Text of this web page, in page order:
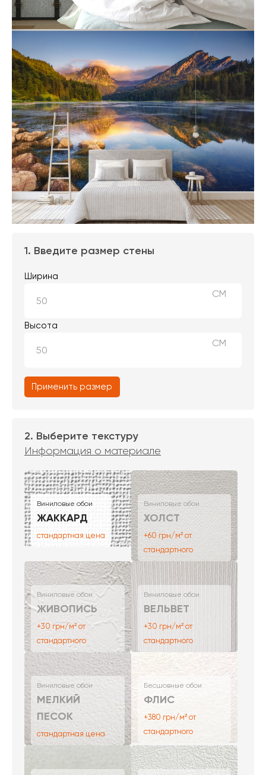
1. Введите размер стены
Ширина
СМ
Высота
СМ
Применить размер
2. Выберите текстуру
Информация о материале
Виниловые обои
ЖАККАРД
стандартная цена
Виниловые обои
ХОЛСТ
+60 грн/м² от
стандартного
Виниловые обои
ЖИВОПИСЬ
+30 грн/м² от
стандартного
Виниловые обои
ВЕЛЬВЕТ
+30 грн/м² от
стандартного
Виниловые обои
МЕЛКИЙ
ПЕСОК
стандартная цена
Бесшовные обои
ФЛИС
+380 грн/м² от
стандартного